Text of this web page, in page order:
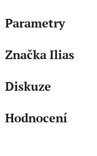
Parametry
ZnačkaIlias
Diskuze
Hodnocení